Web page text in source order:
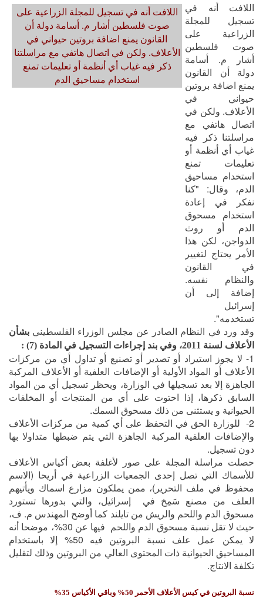
اللافت أنه في تسجيل للمجلة الزراعية على
صوت فلسطين أشار م. أسامة دولة أن
القانون يمنع اضافة بروتين حيواني في
الأعلاف. ولكن في اتصال هاتفي مع مراسلتنا
ذكر فيه غياب أي أنظمة أو تعليمات تمنع
استخدام مساحيق الدم
اللافت أنه في
تسجيل للمجلة
الزراعية على
صوت فلسطين
أشار م. أسامة
دولة أن القانون
يمنع اضافة بروتين
حيواني في
الأعلاف. ولكن في
اتصال هاتفي مع
مراسلتنا ذكر فيه
غياب أي أنظمة أو
تعليمات تمنع
استخدام مساحيق
الدم، وقال: "كنا
نفكر في إعادة
استخدام مسحوق
الدم أو روث
الدواجن، لكن هذا
الأمر يحتاج لتغيير
في القانون
والنظام نفسه.
إضافة إلى أن
إسرائيل
تستخدمه".
وقد ورد في النظام الصادر عن مجلس الوزراء الفلسطيني بشأن
الأعلاف لسنة 2011، وفي بند إجراءات التسجيل في المادة (7) :
1- لا يجوز استيراد أو تصدير أو تصنيع أو تداول أي من مركزات
الأعلاف أو المواد الأولية أو الإضافات العلفية أو الأعلاف المركبة
الجاهزة إلا بعد تسجيلها في الوزارة، ويحظر تسجيل أي من المواد
السابق ذكرها، إذا احتوت على أي من المنتجات أو المخلفات
الحيوانية و يستثنى من ذلك مسحوق السمك.
2- للوزارة الحق في التحفظ على أي كمية من مركزات الأعلاف
والإضافات العلفية المركبة الجاهزة التي يتم ضبطها متداولا بها
دون تسجيل.
حصلت مراسلة المجلة على صور لأغلفة بعض أكياس الأعلاف
للأسماك التي تصل إحدى الجمعيات الزراعية في أريحا (الاسم
محفوظ في ملف التحرير)، ممن يملكون مزارع اسماك ويأتيهم
العلف من مصنع سَمِخ في إسرائيل، والتي بدورها تستورد
مسحوق الدم واللحم والريش من تايلند كما أوضح المهندس م. ف،
حيث لا تقل نسبة مسحوق الدم واللحم فيها عن 30%، موضحا أنه
لا يمكن عمل علف نسبة البروتين فيه 50% إلا باستخدام
المساحيق الحيوانية ذات المحتوى العالي من البروتين وذلك لتقليل
تكلفة الانتاج.
نسبة البروتين في كيس الأعلاف الأحمر 50% وباقي الأكياس 35%